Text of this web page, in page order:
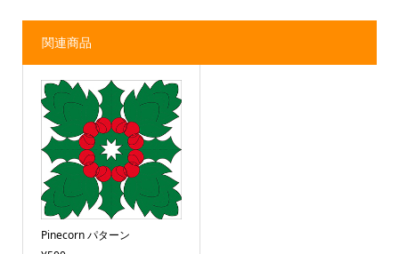
関連商品
Pinecorn パターン